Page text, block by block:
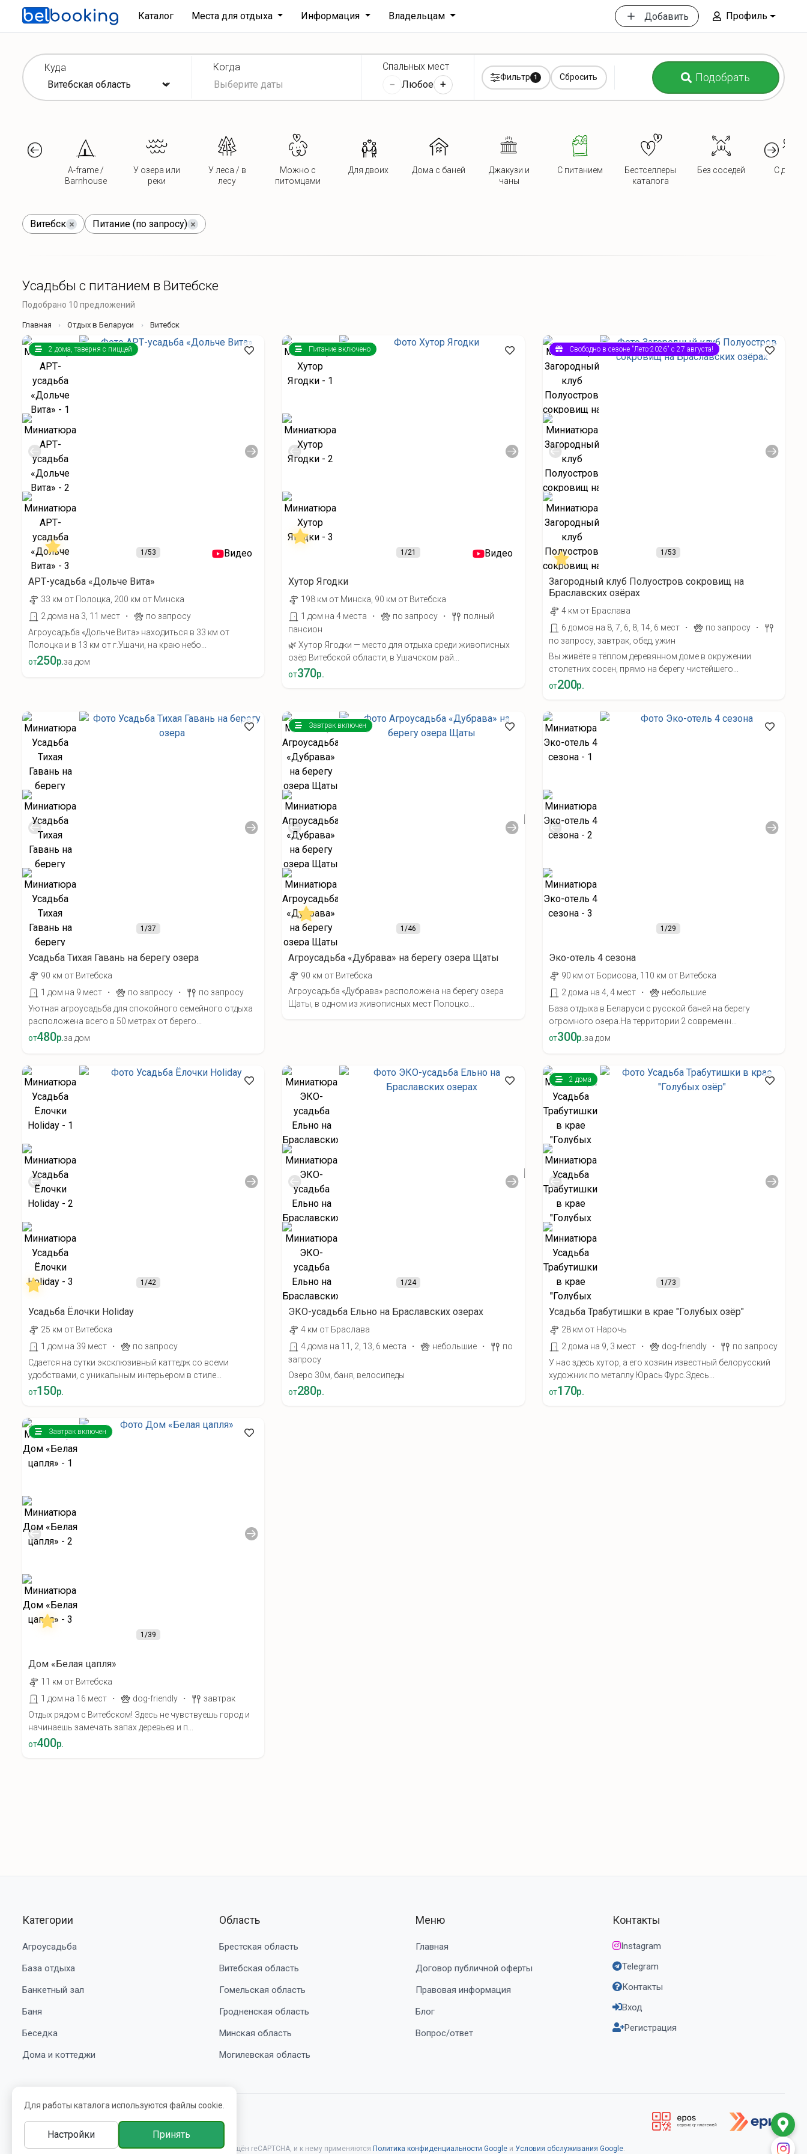
Каталог Места для отдыха Информация Владельцам Добавить Профиль
Куда Когда Спальных мест
− Любое +
Фильтр 1 Сбросить Подобрать
A-frame /
Barnhouse
У озера или
реки
У леса / в
лесу
Можно с
питомцами
Для двоих Дома с баней
Джакузи и
чаны
С питанием
Бестселлеры
каталога
Без соседей С
Витебск Питание (по запросу)
Усадьбы с питанием в Витебске
Подобрано 10 предложений
Главная Отдых в Беларуси Витебск
1 /53
2 дома, таверня с пиццей
Видео
АРТ-усадьба «Дольче Вита»
33 км от Полоцка, 200 км от Минска
2 дома на 3, 11 мест
·
по запросу
Агроусадьба «Дольче Вита» находиться в 33 км от
Полоцка и в 13 км от г.Ушачи, на краю небо...
от250р.за дом
1/21
Питание включено
Видео
Хутор Ягодки
198 км от Минска, 90 км от Витебска
1 дом на 4 места
· по запросу ·
полный
пансион
🌿 Хутор Ягодки — место для отдыха среди живописных
озёр Витебской области, в Ушачском рай...
от370р.
1/53
Свободно в сезоне "Лето-2026" с 27 августа!
Загородный клуб Полуостров сокровищ на
Браславских озёрах
4 км от Браслава
6 домов на 8, 7, 6, 8, 14, 6 мест
· по запросу ·
по запросу, завтрак, обед, ужин
Вы живёте в тёплом деревянном доме в окружении
столетних сосен, прямо на берегу чистейшего...
от200р.
1 /37
Усадьба Тихая Гавань на берегу озера
90 км от Витебска
1 дом на 9 мест
· по запросу ·
по запросу
Уютная агроусадьба для спокойного семейного отдыха
расположена всего в 50 метрах от берего...
от480р.за дом
1/46
Завтрак включен
Агроусадьба «Дубрава» на берегу озера Щаты
90 км от Витебска
Агроусадьба «Дубрава» расположена на берегу озера
Щаты, в одном из живописных мест Полоцко...
1/29
Эко-отель 4 сезона
90 км от Борисова, 110 км от Витебска
2 дома на 4, 4 мест
·
небольшие
База отдыха в Беларуси с русской баней на берегу
огромного озера.На территории 2 современн...
от300р.за дом
1 /42
Усадьба Ёлочки Holiday
25 км от Витебска
1 дом на 39 мест
·
по запросу
Сдается на сутки эксклюзивный каттедж со всеми
удобствами, с уникальным интерьером в стиле...
от150р.
1/24
ЭКО-усадьба Ельно на Браславских озерах
4 км от Браслава
4 дома на 11, 2, 13, 6 места
· небольшие ·
по
запросу
Озеро 30м, баня, велосипеды
от280р.
1/73
2 дома
Усадьба Трабутишки в крае "Голубых озёр"
28 км от Нарочь
2 дома на 9, 3 мест
· dog-friendly ·
по запросу
У нас здесь хутор, а его хозяин известный белорусский
художник по металлу Юрась Фурс.Здесь...
от170р.
1 /39
Завтрак включен
Дом «Белая цапля»
11 км от Витебска
1 дом на 16 мест
· dog-friendly ·
завтрак
Отдых рядом с Витебском! Здесь не чувствуешь город и
начинаешь замечать запах деревьев и п...
от400р.
Категории
Агроусадьба
База отдыха
Банкетный зал
Баня
Беседка
Дома и коттеджи
Область
Брестская область
Витебская область
Гомельская область
Гродненская область
Минская область
Могилевская область
Меню
Главная
Договор публичной оферты
Правовая информация
Блог
Вопрос/ответ
Контакты
Instagram
Telegram
Контакты
Вход
Регистрация
© 2016-2026 belbooking.by. УНП ВЕ5239705
Этот сайт защищён reCAPTCHA, и к нему применяются Политика конфиденциальности Google и Условия обслуживания Google.
Для работы каталога используются файлы cookie.
Настройки Принять